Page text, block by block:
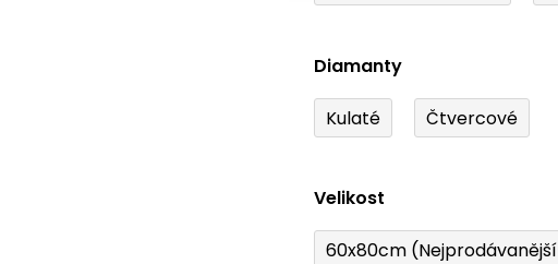
Diamanty
Kulaté Čtvercové
Velikost
60x80cm